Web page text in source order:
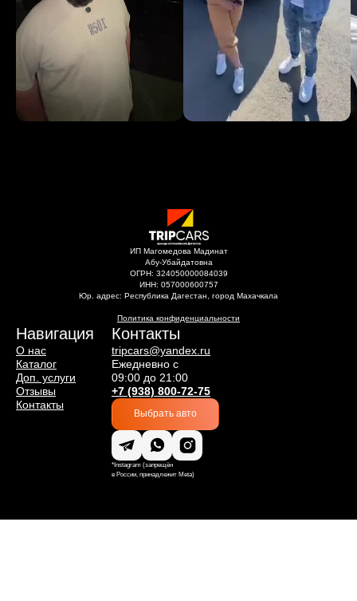
ИП Магомедова Мадинат
Абу-Убайдатовна
ОГРН: 324050000084039
ИНН: 057000600757
Юр. адрес: Республика Дагестан, город Махачкала
Политика конфиденциальности
Навигация
О нас
Каталог
Доп. услуги
Отзывы
Контакты
Контакты
tripcars@yandex.ru
Ежедневно с
09:00 до 21:00
+7 (938) 800-72-75
Выбрать авто
*Instagram (запрещён
в России, принадлежит Meta)